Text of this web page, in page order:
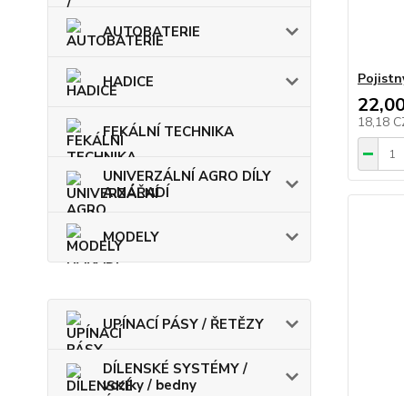
AUTOBATERIE
HADICE
FEKÁLNÍ TECHNIKA
UNIVERZÁLNÍ AGRO DÍLY
A NÁŘADÍ
MODELY
UPÍNACÍ PÁSY / ŘETĚZY
DÍLENSKÉ SYSTÉMY /
vozíky / bedny
18,18